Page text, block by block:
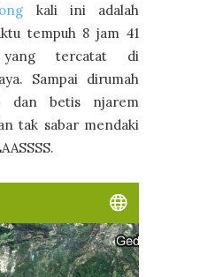
kali ini adalah
tempuh 8 jam 41
yang tercatat di
Sampai dirumah
dan betis njarem
tak sabar mendaki